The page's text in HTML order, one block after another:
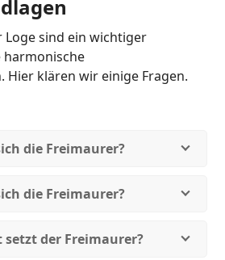
Loge sind ein wichtiger
harmonische
Hier klären wir einige Fragen.
die Freimaurer?
die Freimaurer?
der Freimaurer?